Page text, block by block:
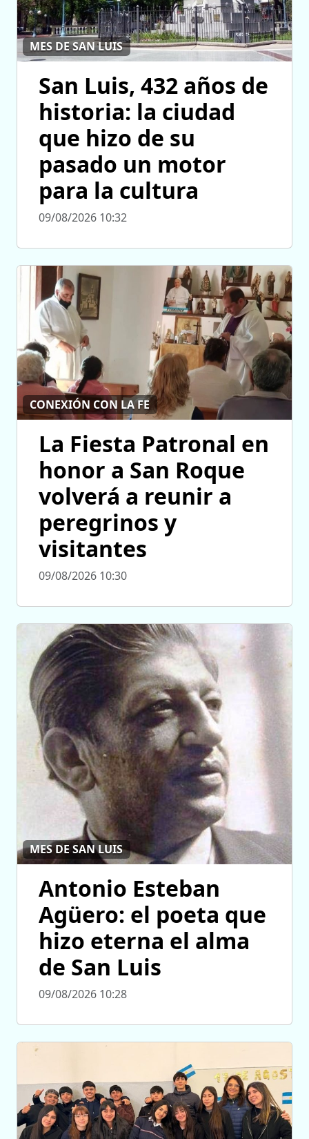
MES DE SAN LUIS
San Luis, 432 años de
historia: la ciudad
que hizo de su
pasado un motor
para la cultura
09/08/2026 10:32
CONEXIÓN CON LA FE
La Fiesta Patronal en
honor a San Roque
volverá a reunir a
peregrinos y
visitantes
09/08/2026 10:30
MES DE SAN LUIS
Antonio Esteban
Agüero: el poeta que
hizo eterna el alma
de San Luis
09/08/2026 10:28